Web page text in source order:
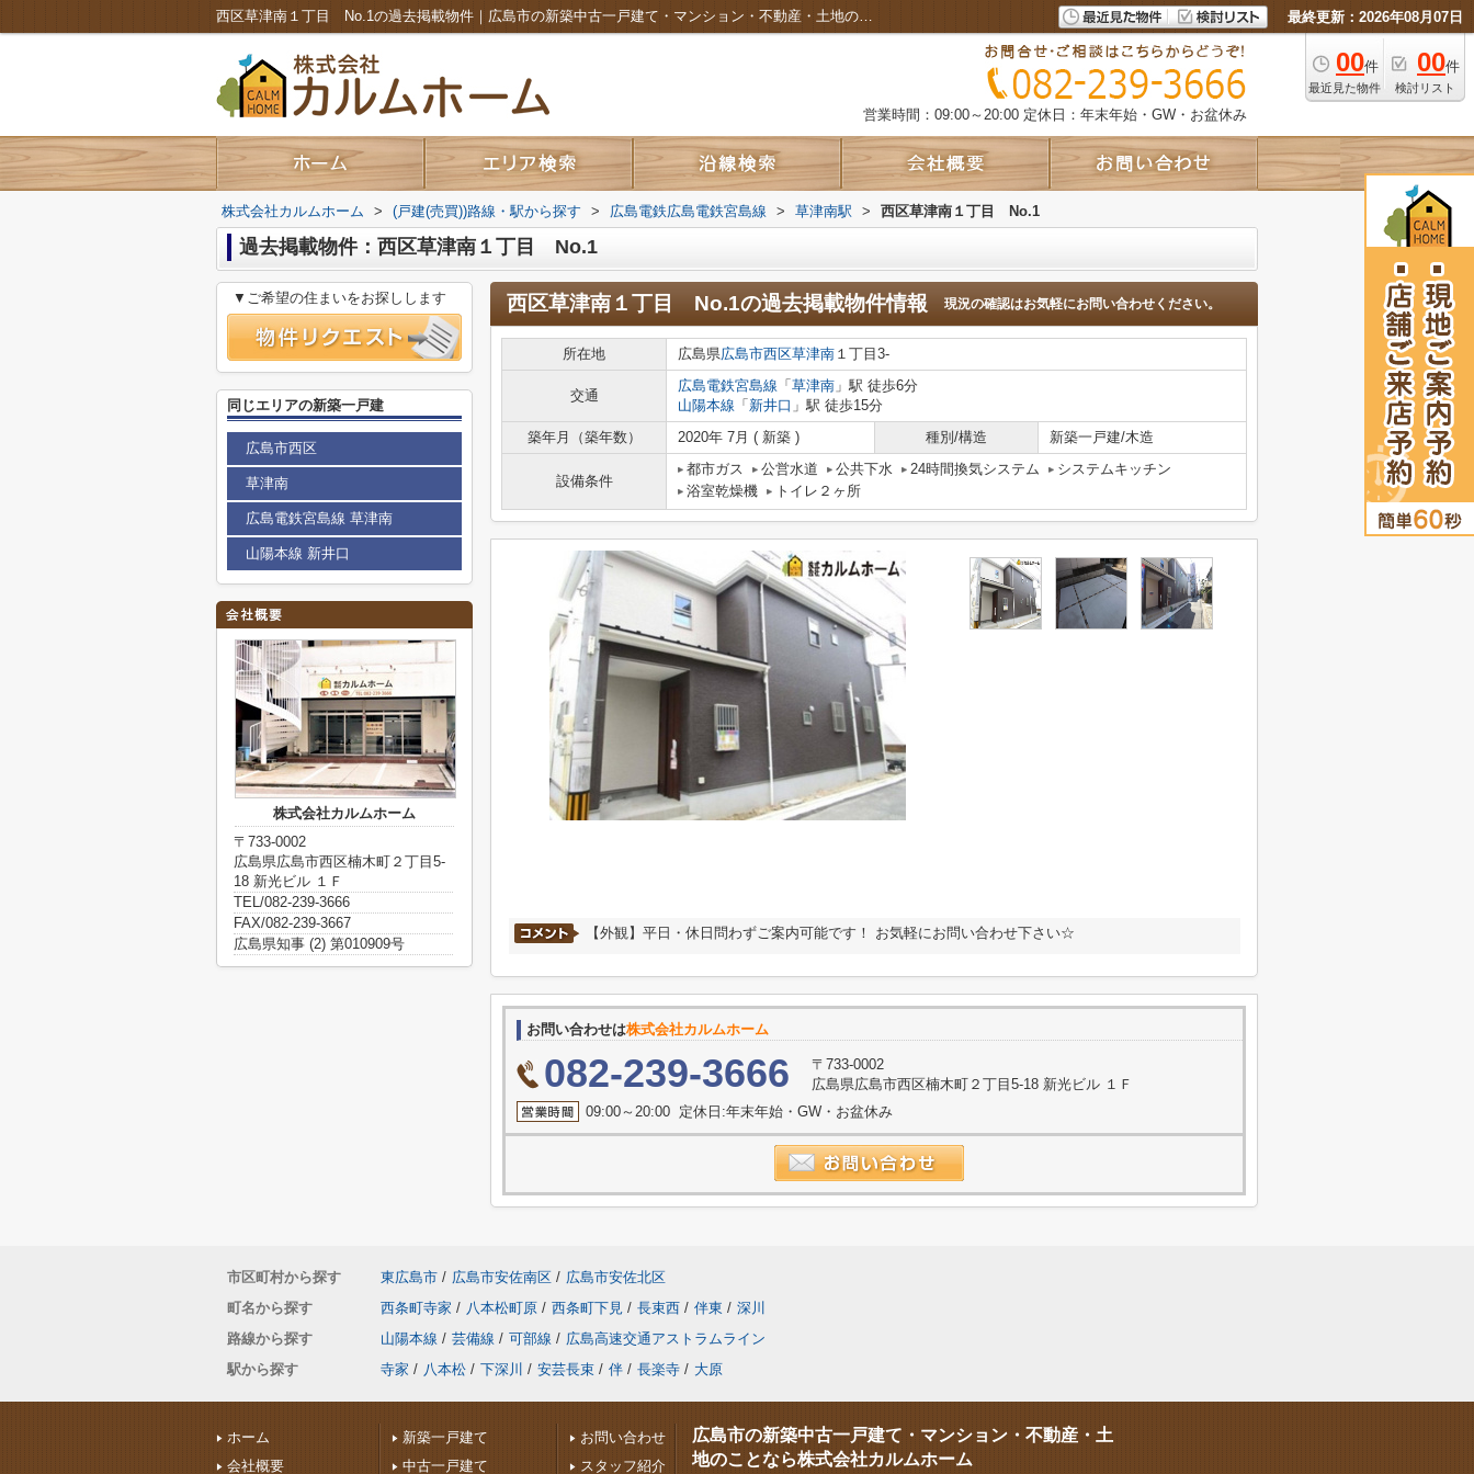
西区草津南１丁目 No.1の過去掲載物件｜広島市の新築中古一戸建て・マンション・不動産・土地のことなら株式会社カルムホーム 最終更新：2026年08月07日
00件
最近見た物件
00件
検討リスト
営業時間：09:00～20:00 定休日：年末年始・GW・お盆休み
株式会社カルムホーム > (戸建(売買))路線・駅から探す > 広島電鉄広島電鉄宮島線 > 草津南駅 > 西区草津南１丁目 No.1
過去掲載物件：西区草津南１丁目 No.1
西区草津南１丁目 No.1の過去掲載物件情報 現況の確認はお気軽にお問い合わせください。
所在地 広島県広島市西区草津南 １丁目3-
交通
広島電鉄宮島線 「 草津南 」駅 徒歩6分
山陽本線 「 新井口 」駅 徒歩15分
築年月（築年数）
2020年 7月 ( 新築 ) 種別/構造 新築一戸建/木造
設備条件
都市ガス 公営水道 公共下水 24時間換気システム
システムキッチン
浴室乾燥機
トイレ２ヶ所
【外観】平日・休日問わずご案内可能です！ お気軽にお問い合わせ下さい☆
お問い合わせは株式会社カルムホーム
082-239-3666
〒733-0002
広島県広島市西区楠木町２丁目5-18 新光ビル １Ｆ
09:00～20:00 定休日:年末年始・GW・お盆休み
▼ご希望の住まいをお探しします
同じエリアの新築一戸建
広島市西区
草津南
広島電鉄宮島線 草津南
山陽本線 新井口
株式会社カルムホーム
〒733-0002
広島県広島市西区楠木町２丁目5-
18 新光ビル １Ｆ
TEL/082-239-3666
FAX/082-239-3667
広島県知事 (2) 第010909号
市区町村から探す 東広島市 / 広島市安佐南区 / 広島市安佐北区
町名から探す
西条町寺家 / 八本松町原 / 西条町下見 / 長束西 / 伴東 / 深川
路線から探す
山陽本線 / 芸備線 / 可部線 / 広島高速交通アストラムライン
駅から探す
寺家 / 八本松 / 下深川 / 安芸長束 / 伴 / 長楽寺 / 大原
ホーム
会社概要
新築一戸建て
中古一戸建て
お問い合わせ
スタッフ紹介
広島市の新築中古一戸建て・マンション・不動産・土
地のことなら株式会社カルムホーム